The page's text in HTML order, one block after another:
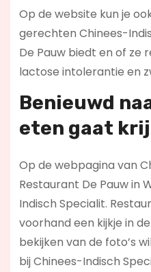
Op de website kun je
gerechten Chinees-
De Pauw biedt en of ze
lactose intolerantie en
Benieuwd
eten gaat
Op de webpagina van
Restaurant De Pauw in
Indisch Specialit.
voorhand een kijkje in
bekijken van de foto’s
bij Chinees-Indisch